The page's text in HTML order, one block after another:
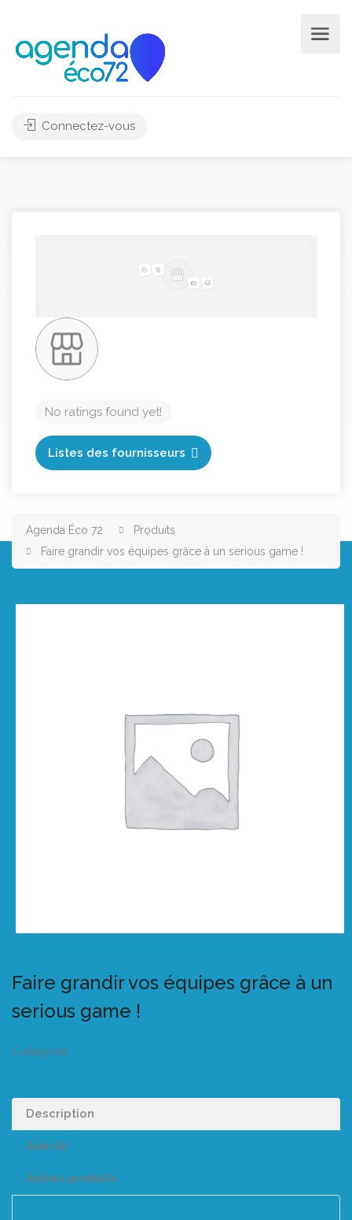
Connectez-vous
No ratings found yet!
Listes des fournisseurs
Agenda Éco 72
Produits
Faire grandir vos équipes grâce à un serious game !
Faire grandir vos équipes grâce à un
serious game !
Catégorie :
Description
Avis (0)
Autres produits